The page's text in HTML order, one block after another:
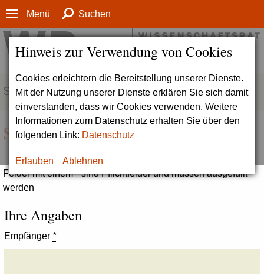
Hinweis zur Verwendung von Cookies
Cookies erleichtern die Bereitstellung unserer Dienste.
Mit der Nutzung unserer Dienste erklären Sie sich damit
einverstanden, dass wir Cookies verwenden. Weitere
Informationen zum Datenschutz erhalten Sie über den
folgenden Link: Datenschutz
Erlauben Ablehnen
Menü Suchen
SERVICE
Seite empfehlen
Felder mit einem * sind Pflichtfelder und müssen ausgefüllt
werden
Ihre Angaben
Empfänger *